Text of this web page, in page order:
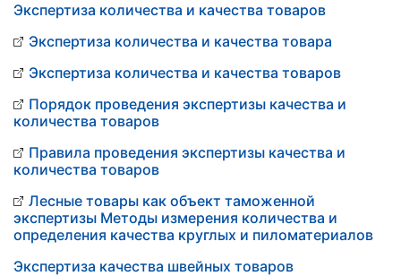
Экспертиза количества и качества товаров
Экспертиза количества и качества товара
Экспертиза количества и качества товаров
Порядок проведения экспертизы качества и
количества товаров
Правила проведения экспертизы качества и
количества товаров
Лесные товары как объект таможенной
экспертизы Методы измерения количества и
определения качества круглых и пиломатериалов
Экспертиза качества швейных товаров